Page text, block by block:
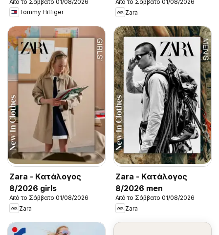
New in Men
Από το Σάββατο 01/08/2026
Tommy Hilfiger
Από το Σάββατο 01/08/2026
Zara
Zara - Kατάλογος
8/2026 girls
Από το Σάββατο 01/08/2026
Zara
Zara - Kατάλογος
8/2026 men
Από το Σάββατο 01/08/2026
Zara